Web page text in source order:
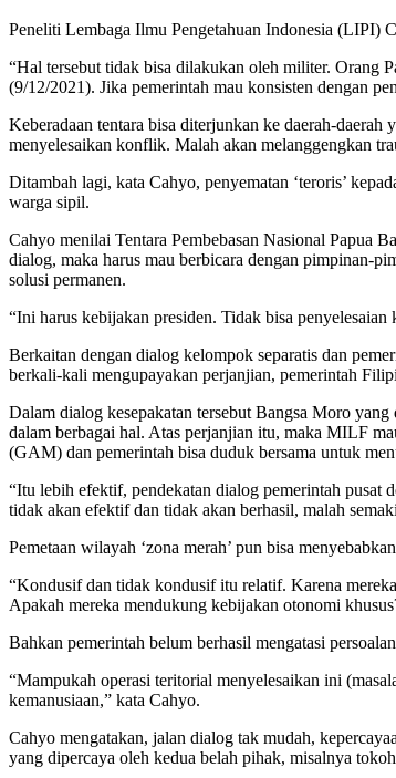
Peneliti Lembaga Ilmu Pengetahuan Indonesia (LIPI)
“Hal tersebut tidak bisa dilakukan oleh militer. Orang
(9/12/2021). Jika pemerintah mau konsisten dengan
Keberadaan tentara bisa diterjunkan ke daerah-
menyelesaikan konflik. Malah akan melanggengkan
Ditambah lagi, kata Cahyo, penyematan ‘teroris’
warga sipil.
Cahyo menilai Tentara Pembebasan Nasional Papua
dialog, maka harus mau berbicara dengan pimpinan-
solusi permanen.
“Ini harus kebijakan presiden. Tidak bisa
Berkaitan dengan dialog kelompok separatis dan
berkali-kali mengupayakan perjanjian, pemerintah
Dalam dialog kesepakatan tersebut Bangsa Moro
dalam berbagai hal. Atas perjanjian itu, maka MILF
(GAM) dan pemerintah bisa duduk bersama untuk
“Itu lebih efektif, pendekatan dialog pemerintah
tidak akan efektif dan tidak akan berhasil, malah
Pemetaan wilayah ‘zona merah’ pun bisa
“Kondusif dan tidak kondusif itu relatif. Karena
Apakah mereka mendukung kebijakan otonomi
Bahkan pemerintah belum berhasil mengatasi
“Mampukah operasi teritorial menyelesaikan ini
kemanusiaan,” kata Cahyo.
Cahyo mengatakan, jalan dialog tak mudah,
yang dipercaya oleh kedua belah pihak, misalnya